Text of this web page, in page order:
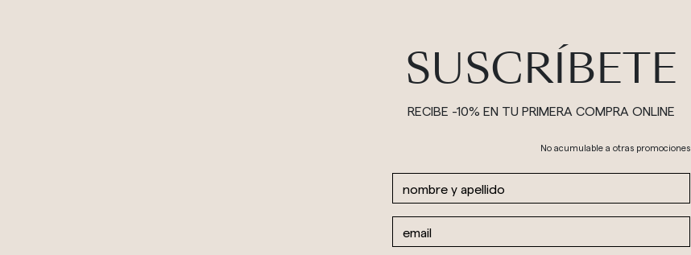
SUSCRÍBETE
RECIBE -10% EN TU PRIMERA COMPRA ONLINE
No acumulable a otras promociones